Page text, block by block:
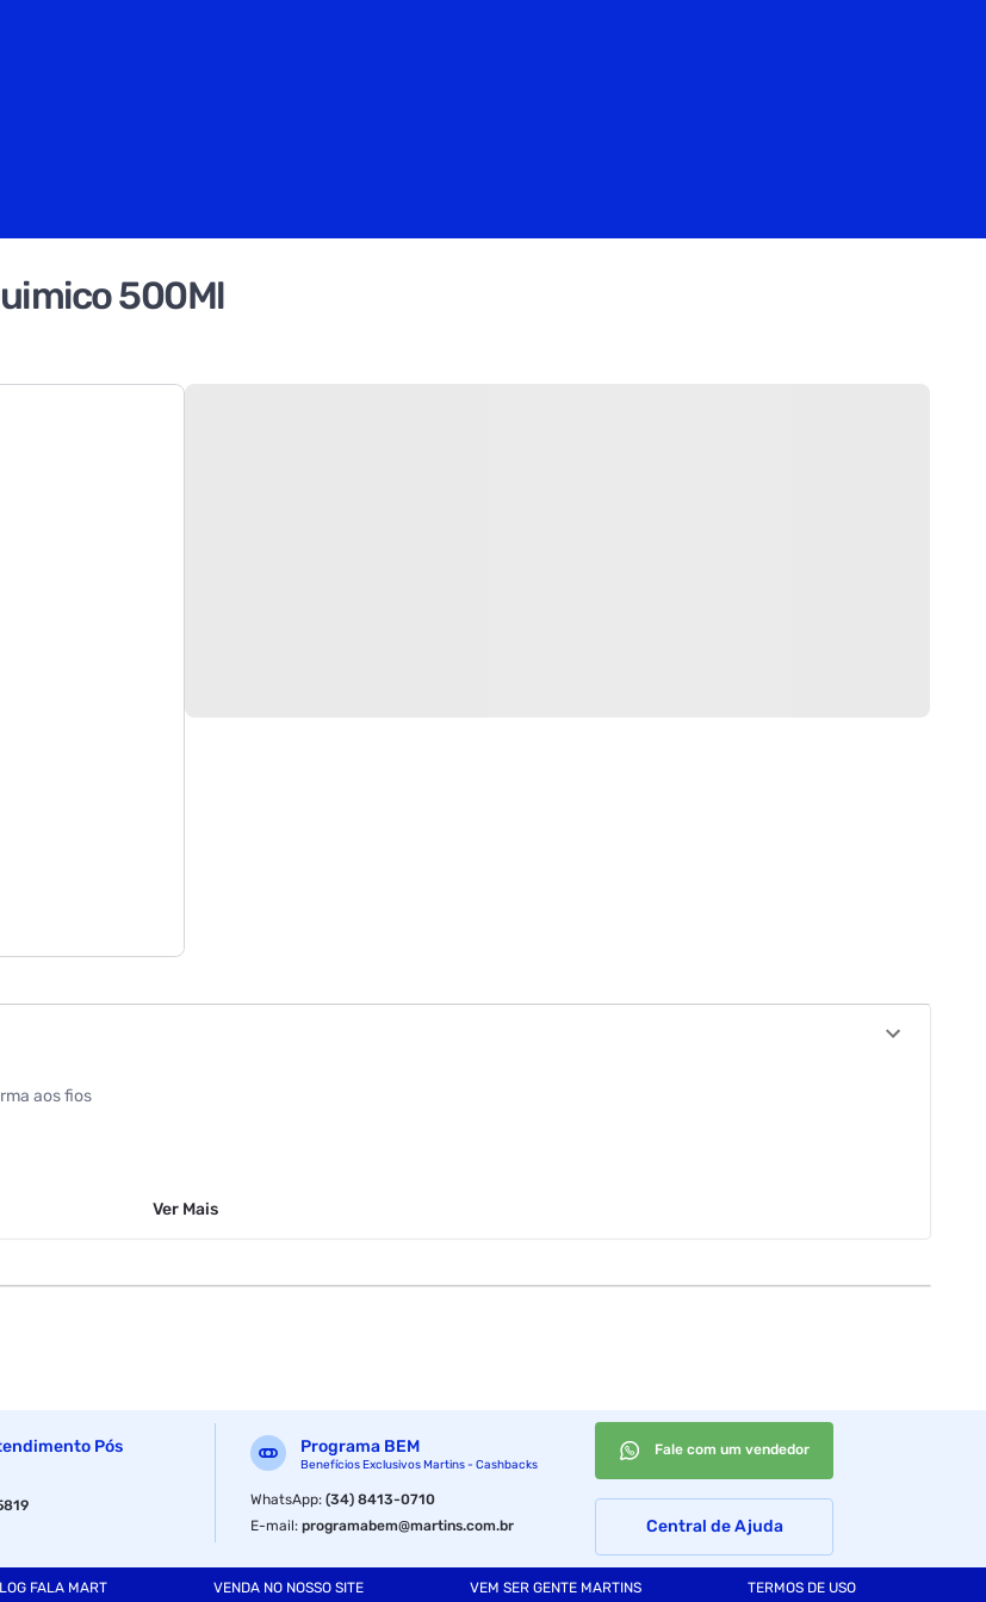
500Ml
aos fios
Ver Mais
Pós
Programa BEM
Benefícios Exclusivos Martins - Cashbacks
WhatsApp:(34) 8413-0710
E-mail:programabem@martins.com.br
Fale com um vendedor
Central de Ajuda
FALA MART VENDA NO NOSSO SITE VEM SER GENTE MARTINS TERMOS DE USO